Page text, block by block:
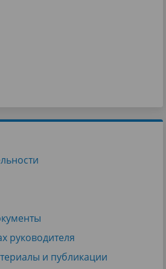
руководителя
и публикации